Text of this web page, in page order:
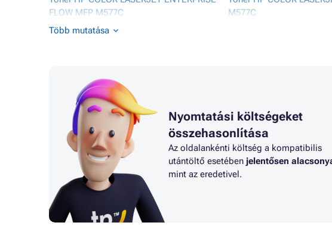
FLOW MFP M577C
Toner HP COLOR LASERJET ENTERPRISE
Toner HP COLOR LASERJET ENTERPRISE
Toner HP COLOR LASERJET ENTERPRISE
M553 SERIES
Toner HP COLOR LASERJET ENTERPRISE
M553DN
Toner HP COLOR LASERJET ENTERPRISE
Toner HP COLOR LASERJET ENTERPRISE
M553X
M577C
Toner HP COLOR
MFP M577F
Toner HP COLOR
E55040DN
Toner HP COLOR
E55040DW
Toner HP COLOR
Több mutatása
Nyomtatási költségeket
összehasonlítása
Az oldalankénti költség a kompatibilis
utántöltő esetében jelentősen
mint az eredetivel.